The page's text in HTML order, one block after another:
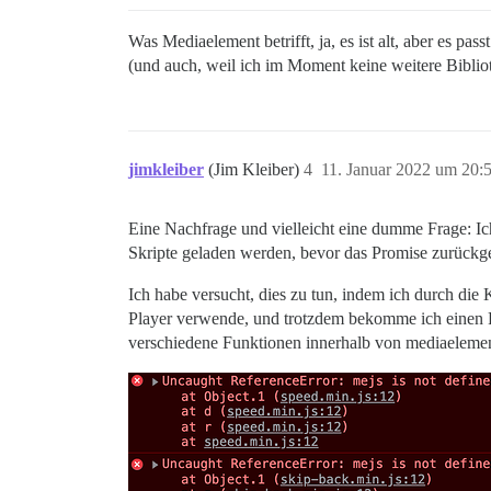
Was Mediaelement betrifft, ja, es ist alt, aber es
(und auch, weil ich im Moment keine weitere
jimkleiber (Jim Kleiber) 11. Januar 2022 um
4
Eine Nachfrage und vielleicht eine dumme Frage:
Skripte geladen werden, bevor das Promise
Ich habe versucht, dies zu tun, indem ich durch
Player verwende, und trotzdem bekomme ich einen
verschiedene Funktionen innerhalb von